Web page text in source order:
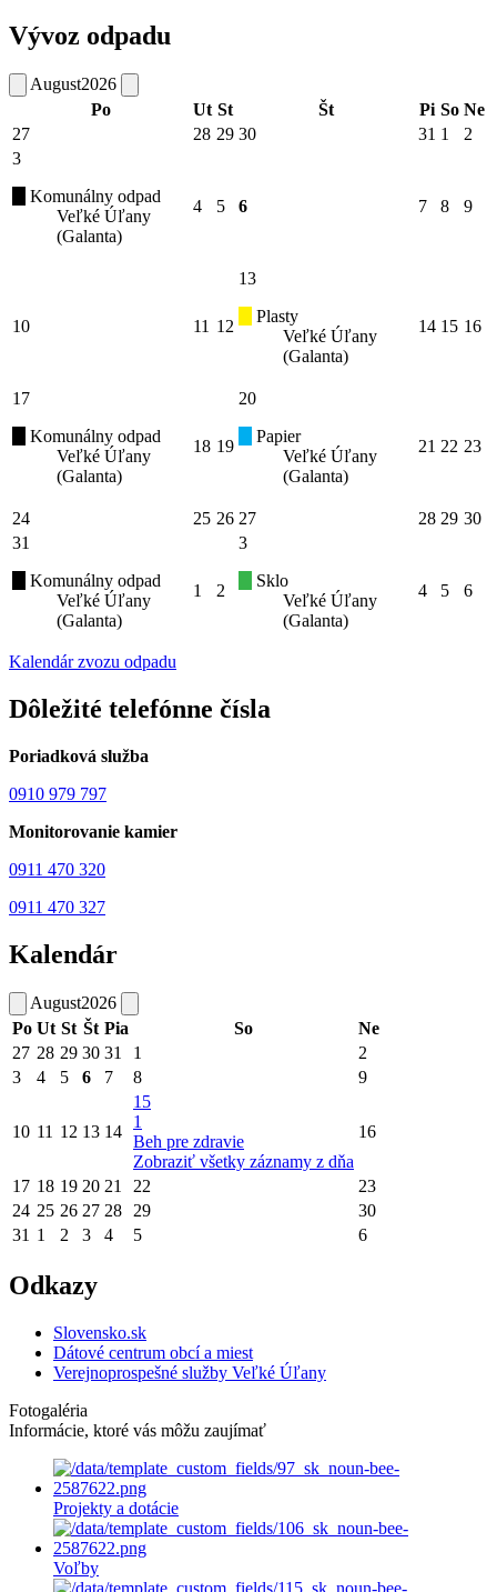
Vývoz odpadu
August2026
Po
Ut St Št Pi So Ne
27
28 29 30 31 1
2
3
Komunálny odpad
Veľké Úľany
(Galanta)
4 5 6 7 8 9
10 11 12
13
Plasty
Veľké Úľany
(Galanta)
14 15 16
17
Komunálny odpad
Veľké Úľany
(Galanta)
18 19
20
Papier
Veľké Úľany
(Galanta)
21 22 23
24 25 26 27 28 29 30
31
Komunálny odpad
Veľké Úľany
(Galanta)
1 2
3
Sklo
Veľké Úľany
(Galanta)
4 5 6
Kalendár zvozu odpadu
Dôležité telefónne čísla
Poriadková služba
0910 979 797
Monitorovanie kamier
0911 470 320
0911 470 327
Kalendár
August2026
Po Ut St Št Pia So
Ne
27 28 29 30 31 1
2
3
4 5 6 7 8 9
10 11 12 13 14
15
1
Beh pre zdravie
Zobraziť všetky záznamy z dňa
16
17 18 19 20 21 22
23
24 25 26 27 28 29
30
31 1 2 3 4 5 6
Odkazy
Slovensko.sk
Dátové centrum obcí a miest
Verejnoprospešné služby Veľké Úľany
Fotogaléria
Informácie, ktoré vás môžu zaujímať
Projekty a dotácie
Voľby